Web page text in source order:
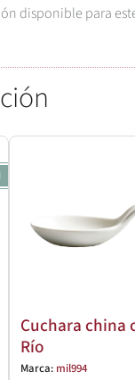
disponible para
Cuchara china
Río
Marca: mil994